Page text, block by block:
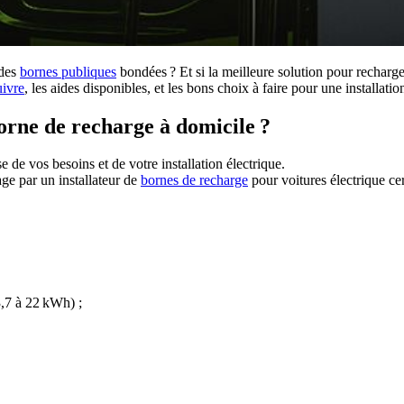
bornes publiques bondées ? Et si la meilleure solution pour
, les aides disponibles, et les bons choix à faire pour une
de recharge à domicile ?
de vos besoins et de votre installation électrique.
par un installateur de bornes de recharge pour voitures électrique
à 22 kWh) ;